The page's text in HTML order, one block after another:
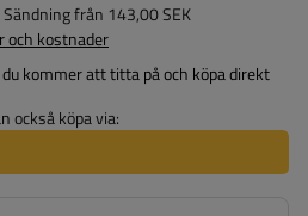
Sändning från 143,00 SEK
och kostnader
kommer att titta på och köpa direkt
också köpa via: